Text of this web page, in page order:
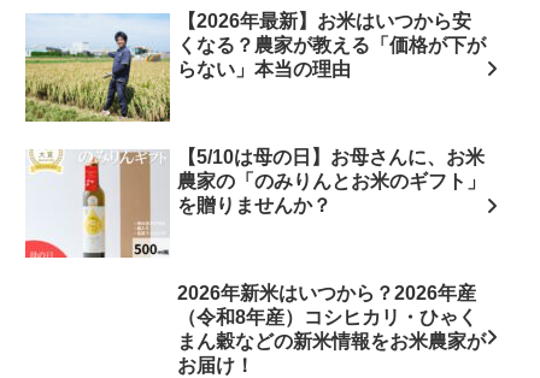
【2026年最新】お米はいつから安
くなる？農家が教える「価格が下が
らない」本当の理由
【5/10は母の日】お母さんに、お米
農家の「のみりんとお米のギフト」
を贈りませんか？
2026年新米はいつから？2026年産
（令和8年産）コシヒカリ・ひゃく
まん穀などの新米情報をお米農家が
お届け！